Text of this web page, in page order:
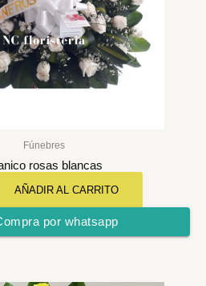
Fúnebres
rosas blancas
AÑADIR AL CARRITO
por whatsapp